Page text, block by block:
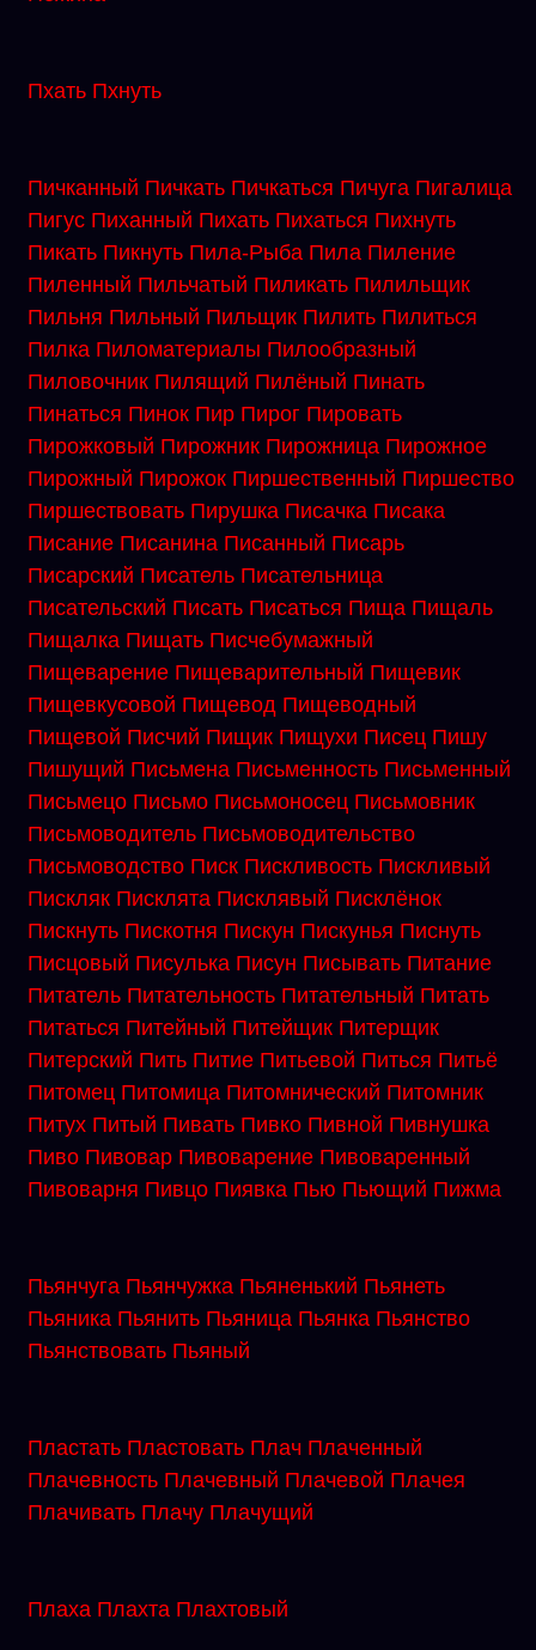
Пхать Пхнуть
Пичканный Пичкать Пичкаться Пичуга Пигалица
Пигус Пиханный Пихать Пихаться Пихнуть
Пикать Пикнуть Пила-Рыба Пила Пиление
Пиленный Пильчатый Пиликать Пилильщик
Пильня Пильный Пильщик Пилить Пилиться
Пилка Пиломатериалы Пилообразный
Пиловочник Пилящий Пилёный Пинать
Пинаться Пинок Пир Пирог Пировать
Пирожковый Пирожник Пирожница Пирожное
Пирожный Пирожок Пиршественный Пиршество
Пиршествовать Пирушка Писачка Писака
Писание Писанина Писанный Писарь
Писарский Писатель Писательница
Писательский Писать Писаться Пища Пищаль
Пищалка Пищать Писчебумажный
Пищеварение Пищеварительный Пищевик
Пищевкусовой Пищевод Пищеводный
Пищевой Писчий Пищик Пищухи Писец Пишу
Пишущий Письмена Письменность Письменный
Письмецо Письмо Письмоносец Письмовник
Письмоводитель Письмоводительство
Письмоводство Писк Пискливость Пискливый
Пискляк Писклята Писклявый Писклёнок
Пискнуть Пискотня Пискун Пискунья Писнуть
Писцовый Писулька Писун Писывать Питание
Питатель Питательность Питательный Питать
Питаться Питейный Питейщик Питерщик
Питерский Пить Питие Питьевой Питься Питьё
Питомец Питомица Питомнический Питомник
Питух Питый Пивать Пивко Пивной Пивнушка
Пиво Пивовар Пивоварение Пивоваренный
Пивоварня Пивцо Пиявка Пью Пьющий Пижма
Пьянчуга Пьянчужка Пьяненький Пьянеть
Пьяника Пьянить Пьяница Пьянка Пьянство
Пьянствовать Пьяный
Пластать Пластовать Плач Плаченный
Плачевность Плачевный Плачевой Плачея
Плачивать Плачу Плачущий
Плаха Плахта Плахтовый